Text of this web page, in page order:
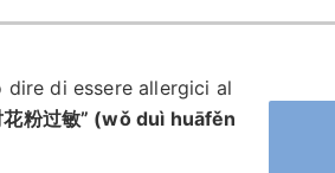
dire di essere allergici al
花粉过敏” (wǒ duì huāfěn